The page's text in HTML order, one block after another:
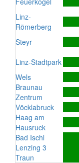
Linz-
Römerberg
Steyr
Linz-Stadtpark
Wels
Braunau
Zentrum
Vöcklabruck
Haag am
Hausruck
Bad Ischl
Lenzing 3
Traun